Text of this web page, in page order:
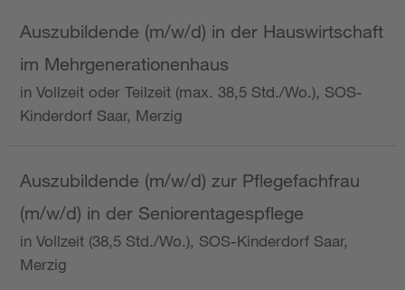
Auszubildende (m/w/d) in der Hauswirtschaft
im Mehrgenerationenhaus
in Vollzeit oder Teilzeit (max. 38,5 Std./Wo.), SOS-
Kinderdorf Saar, Merzig
Auszubildende (m/w/d) zur Pflegefachfrau
(m/w/d) in der Seniorentagespflege
in Vollzeit (38,5 Std./Wo.), SOS-Kinderdorf Saar,
Merzig